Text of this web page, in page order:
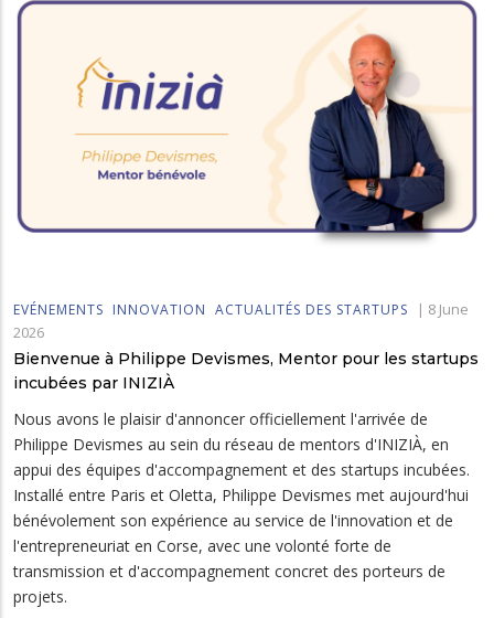
EVÉNEMENTS INNOVATION ACTUALITÉS DES STARTUPS | 8 June
2026
Bienvenue à Philippe Devismes, Mentor pour les startups
incubées par INIZIÀ
Nous avons le plaisir d'annoncer officiellement l'arrivée de
Philippe Devismes au sein du réseau de mentors d'INIZIÀ, en
appui des équipes d'accompagnement et des startups incubées.
Installé entre Paris et Oletta, Philippe Devismes met aujourd'hui
bénévolement son expérience au service de l'innovation et de
l'entrepreneuriat en Corse, avec une volonté forte de
transmission et d'accompagnement concret des porteurs de
projets.